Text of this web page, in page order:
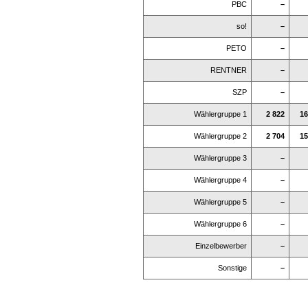
PBC –
so! –
PETO –
RENTNER –
SZP –
Wählergruppe 1 2 822
Wählergruppe 2 2 704
Wählergruppe 3 –
Wählergruppe 4 –
Wählergruppe 5 –
Wählergruppe 6 –
Einzelbewerber –
Sonstige –